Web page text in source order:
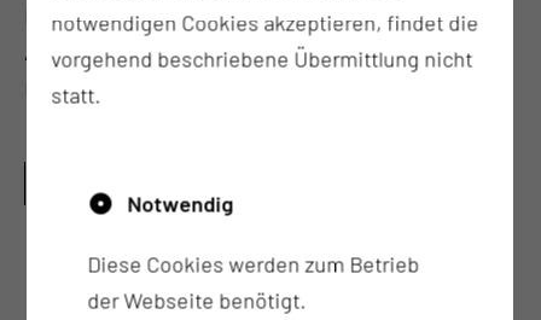
Nachwuchs“. Auf unserer Station werden
Auszubildende zum Gesundheits- und
Krankenpflegehelfer angeleitet und geschult.
MITARBEITERINNEN UND MITARBEITER?
unser Pflegeteam setzt sich aus
unterschiedlichen Qualifikationen und
notwendigen Cookies akzeptieren, findet die
vorgehend beschriebene Übermittlung nicht
statt.
Notwendig
Diese Cookies werden zum Betrieb
der Webseite benötigt.